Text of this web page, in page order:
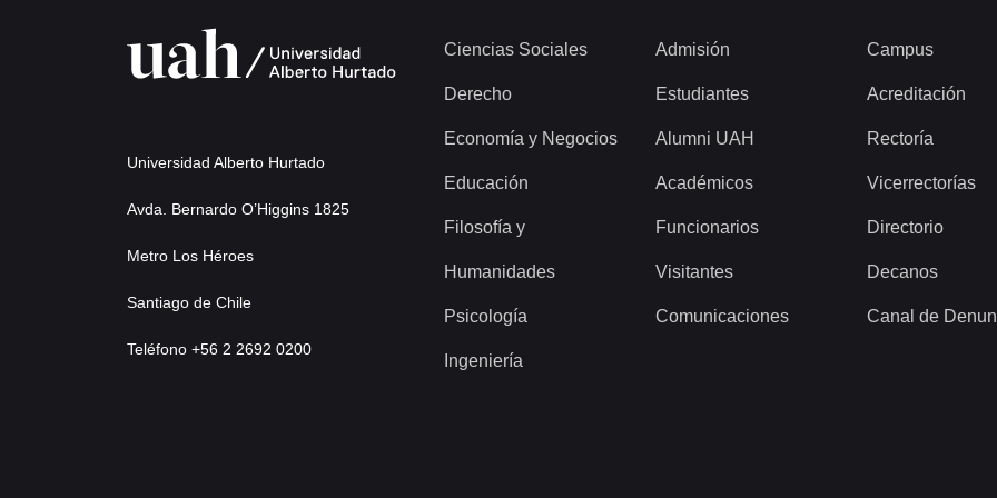
Universidad Alberto Hurtado
Avda. Bernardo O’Higgins 1825
Metro Los Héroes
Santiago de Chile
Teléfono +56 2 2692 0200
Ciencias Sociales
Derecho
Economía y Negocios
Educación
Filosofía y
Humanidades
Psicología
Ingeniería
Admisión
Estudiantes
Alumni UAH
Académicos
Funcionarios
Visitantes
Comunicaciones
Campus
Acreditación
Rectoría
Vicerrectorías
Directorio
Decanos
Canal de